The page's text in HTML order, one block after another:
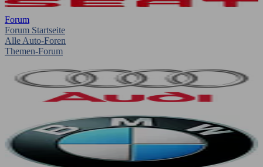
Forum
Forum Startseite
Alle Auto-Foren
Themen-Forum